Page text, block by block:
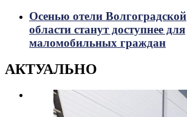
Осенью отели Волгоградской
области станут доступнее для
маломобильных граждан
АКТУАЛЬНО